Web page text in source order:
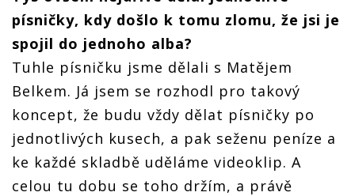
je, aby se
člověk za
výsledek
nemusel
stydět
je, aby se
člověk za
výsledek
nemusel
stydět
Důležité
je, aby se
člověk za
výsledek
nemusel
je, aby se
člověk za
stydět
písničky, kdy došlo k tomu zlomu, že jsi je
spojil do jednoho alba?
Tuhle písničku jsme dělali s Matějem
Belkem. Já jsem se rozhodl pro takový
koncept, že budu vždy dělat písničky po
jednotlivých kusech, a pak seženu peníze a
ke každé skladbě uděláme videoklip. A
celou tu dobu se toho držím, a právě